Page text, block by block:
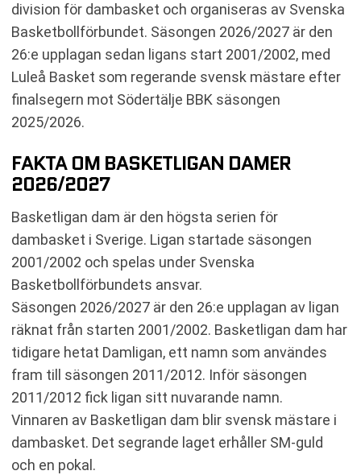
division för dambasket och organiseras av Svenska
Basketbollförbundet. Säsongen 2026/2027 är den
26:e upplagan sedan ligans start 2001/2002, med
Luleå Basket som regerande svensk mästare efter
finalsegern mot Södertälje BBK säsongen
2025/2026.
FAKTA OM BASKETLIGAN DAMER
2026/2027
Basketligan dam är den högsta serien för
dambasket i Sverige. Ligan startade säsongen
2001/2002 och spelas under Svenska
Basketbollförbundets ansvar.
Säsongen 2026/2027 är den 26:e upplagan av ligan
räknat från starten 2001/2002. Basketligan dam har
tidigare hetat Damligan, ett namn som användes
fram till säsongen 2011/2012. Inför säsongen
2011/2012 fick ligan sitt nuvarande namn.
Vinnaren av Basketligan dam blir svensk mästare i
dambasket. Det segrande laget erhåller SM-guld
och en pokal.